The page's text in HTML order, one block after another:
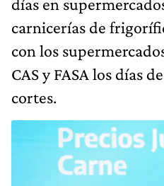
carnicerías de
con los
CAS y FASA los días
cortes.